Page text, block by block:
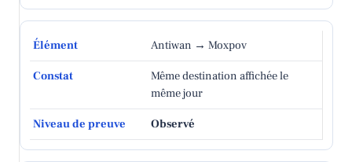
Antiwan → Moxpov
Même destination affichée le
même jour
Observé